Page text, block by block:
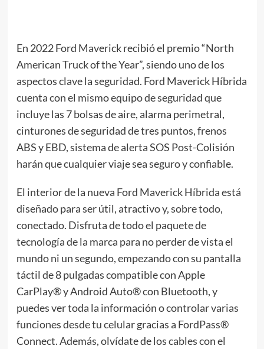
En 2022 Ford Maverick recibió el premio “North
American Truck of the Year”, siendo uno de los
aspectos clave la seguridad. Ford Maverick Híbrida
cuenta con el mismo equipo de seguridad que
incluye las 7 bolsas de aire, alarma perimetral,
cinturones de seguridad de tres puntos, frenos
ABS y EBD, sistema de alerta SOS Post-Colisión
harán que cualquier viaje sea seguro y confiable.
El interior de la nueva Ford Maverick Híbrida está
diseñado para ser útil, atractivo y, sobre todo,
conectado. Disfruta de todo el paquete de
tecnología de la marca para no perder de vista el
mundo ni un segundo, empezando con su pantalla
táctil de 8 pulgadas compatible con Apple
CarPlay® y Android Auto® con Bluetooth, y
puedes ver toda la información o controlar varias
funciones desde tu celular gracias a FordPass®
Connect. Además, olvídate de los cables con el